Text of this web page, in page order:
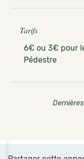
Tarifs
6€ ou 3€ pour
Pédestre